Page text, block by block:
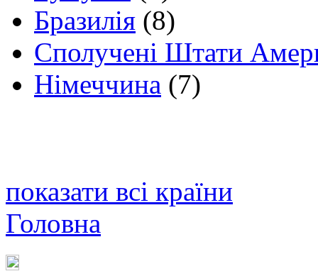
Бразилія (8)
Сполучені Штати
Німеччина (7)
показати всі країни
Головна